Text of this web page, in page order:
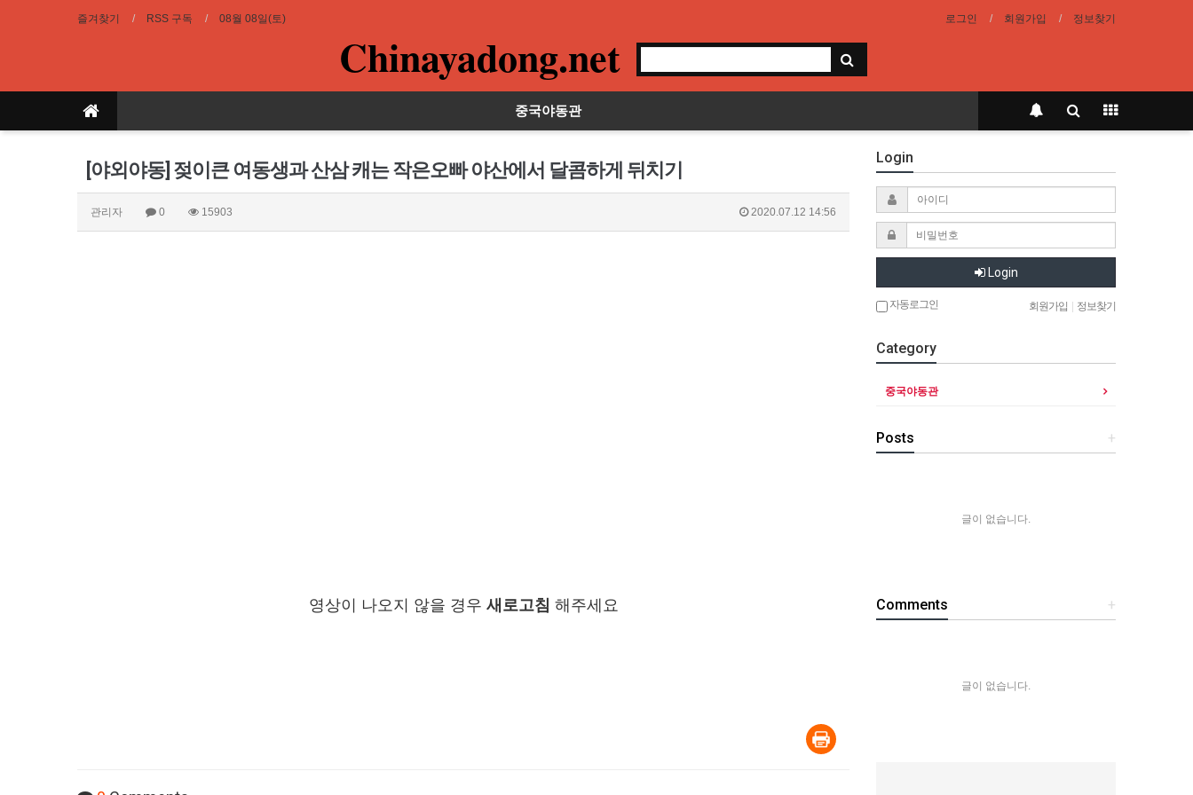
즐겨찾기 RSS 구독 08월 08일(토) 로그인 회원가입 정보찾기
Chinayadong.net
중국야동관
[야외야동] 젖이큰 여동생과 산삼 캐는 작은오빠 야산에서 달콤하게 뒤치기
관리자 0 15903 2020.07.12 14:56
영상이 나오지 않을 경우 새로고침 해주세요
Login
Login
자동로그인 회원가입 정보찾기
Category
중국야동관
+
Posts
글이 없습니다.
+
Comments
글이 없습니다.